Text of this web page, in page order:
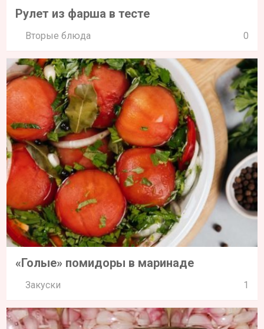
Рулет из фарша в тесте
Вторые блюда 0
«Голые» помидоры в маринаде
Закуски 1